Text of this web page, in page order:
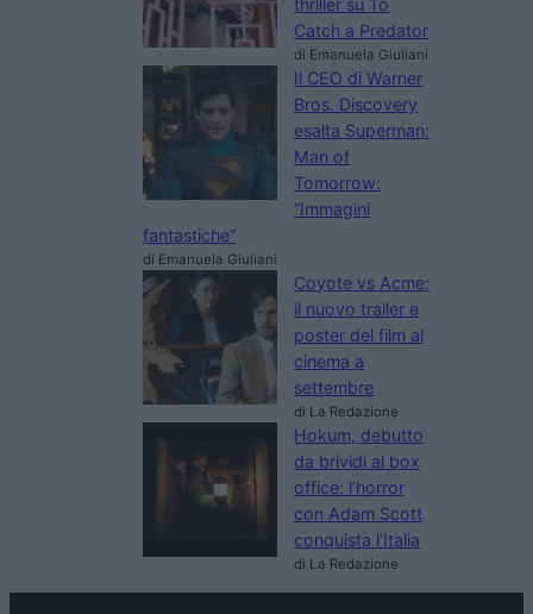
thriller su To
Catch a Predator
di Emanuela Giuliani
Il CEO di Warner
Bros. Discovery
esalta Superman:
Man of
Tomorrow:
“Immagini
fantastiche”
di Emanuela Giuliani
Coyote vs Acme:
il nuovo trailer e
poster del film al
cinema a
settembre
di La Redazione
Hokum, debutto
da brividi al box
office: l’horror
con Adam Scott
conquista l’Italia
di La Redazione